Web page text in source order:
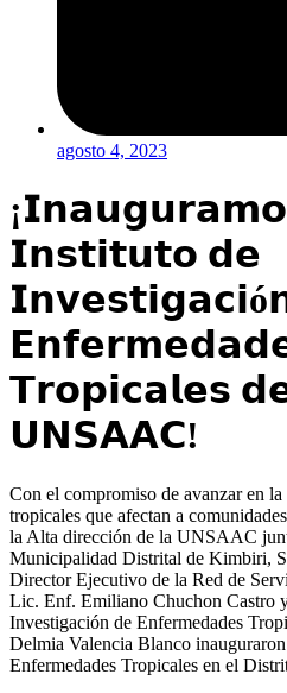
agosto 4, 2023
𝗜𝗻𝘀𝘁𝗶𝘁𝘂𝘁𝗼 𝗱𝗲
𝗧𝗿𝗼𝗽𝗶𝗰𝗮𝗹𝗲𝘀
𝗨𝗡𝗦𝗔𝗔𝗖!
Con el compromiso de avanzar en
tropicales que afectan a
la Alta dirección de la UNSAAC
Municipalidad Distrital de Kimbiri,
Director Ejecutivo de la Red de
Lic. Enf. Emiliano Chuchon Castro
Investigación de Enfermedades
Delmia Valencia Blanco
Enfermedades Tropicales en el